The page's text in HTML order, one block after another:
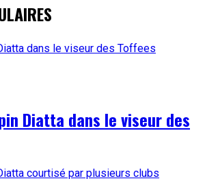
Diatta dans le viseur des